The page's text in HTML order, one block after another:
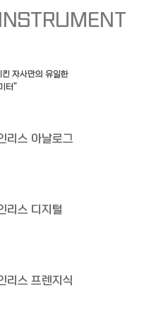
INSTRUMENT
자사만의 유일한
터"
리스 아날로그
리스 디지털
리스 프렌지식